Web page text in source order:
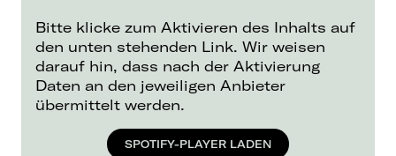
Bitte klicke zum Aktivieren des Inhalts auf
den unten stehenden Link. Wir weisen
darauf hin, dass nach der Aktivierung
Daten an den jeweiligen Anbieter
übermittelt werden.
SPOTIFY-PLAYER LADEN